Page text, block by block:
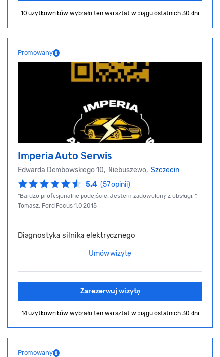
10 użytkowników wybrało ten warsztat w ciągu ostatnich 30 dni
Promowany
Imperia Auto Serwis
Edwarda Dembowskiego 10, Niebuszewo, Szczecin
5.4 (57 opinii)
"Bardzo profesjonalne podejście. Jestem zadowolony z obsługi. ",
Tomasz, Ford Focus 1.0 2015
Diagnostyka silnika elektrycznego
Umów wizytę
Zarezerwuj wizytę
14 użytkowników wybrało ten warsztat w ciągu ostatnich 30 dni
Promowany